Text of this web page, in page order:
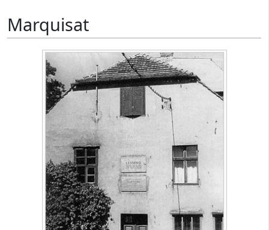
Marquisat